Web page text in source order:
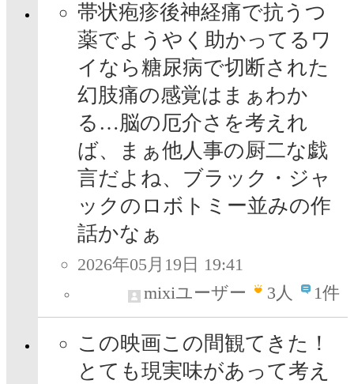
帯状疱疹後神経痛で抗うつ
薬でようやく助かってるワ
イなら糖尿病で切断された
幻肢痛の感覚はまぁわか
る…脳の厄介さを考えれ
ば、まぁ他人事の厨二な戯
言だよね、ブラック・ジャ
ックのロボトミー並みの作
話かなぁ
2026年05月19日 19:41
mixiユーザー
3人 1件
この映画この間観てきた！
とても現実味があって考え